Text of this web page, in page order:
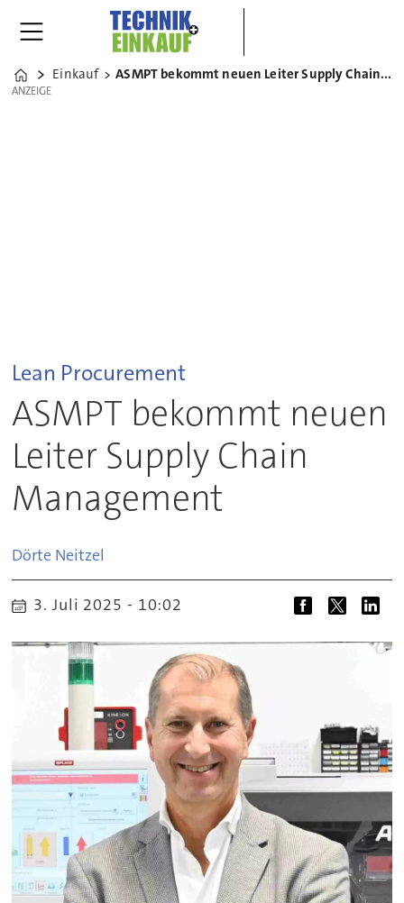
Home
Einkauf ASMPT bekommt neuen Leiter Supply Chain Management
ANZEIGE
ANZEIGE
Lean Procurement
ASMPT bekommt neuen
Leiter Supply Chain
Management
Dörte Neitzel
3. Juli 2025 - 10:02